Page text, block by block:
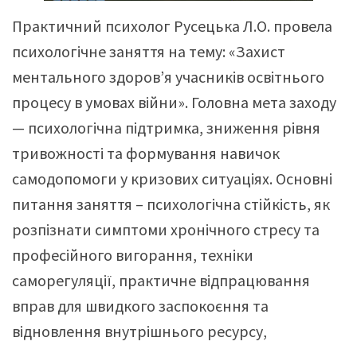
Практичний психолог Русецька Л.О. провела
психологічне заняття на тему: «Захист
ментального здоров’я учасників освітнього
процесу в умовах війни». Головна мета заходу
— психологічна підтримка, зниження рівня
тривожності та формування навичок
самодопомоги у кризових ситуаціях. Основні
питання заняття – психологічна стійкість, як
розпізнати симптоми хронічного стресу та
професійного вигорання, техніки
саморегуляції, практичне відпрацювання
вправ для швидкого заспокоєння та
відновлення внутрішнього ресурсу,